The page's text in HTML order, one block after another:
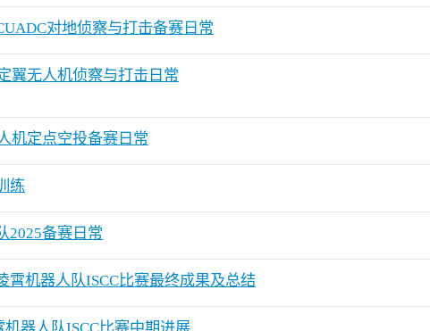
对地侦察与打击备赛日常
翼无人机侦察与打击日常
机定点空投备赛日常
练
2025备赛日常
霄机器人队ISCC比赛最终成果及总结
器人队ISCC比赛中期进展